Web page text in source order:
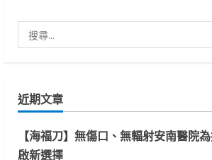
尋
字:
近期文章
【海福刀】無傷口、無輻射安南醫院
啟新選擇